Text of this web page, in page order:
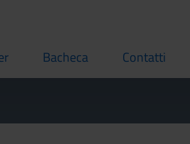
Bacheca
current Contatti
current